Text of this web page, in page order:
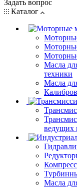
Задать вопрос
Каталог
Масла
техники
Масла
ведущих
Масла